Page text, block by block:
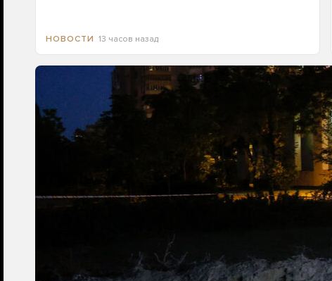
НОВОСТИ 13 часов назад